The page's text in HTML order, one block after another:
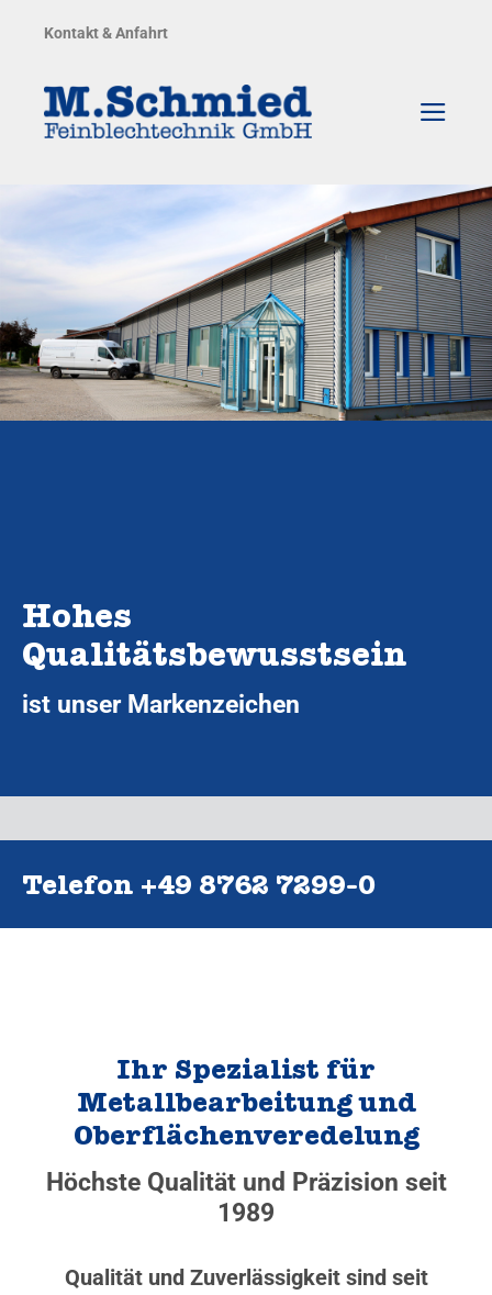
Inhalt
Kontakt & Anfahrt
Hohes
Qualitätsbewusstsein
ist unser Markenzeichen
Telefon +49 8762 7299‑0
Ihr Spezialist für
Metallbearbeitung und
Oberflächenveredelung
Höchste Qualität und Präzision seit
1989
Qualität und Zuverlässigkeit sind seit